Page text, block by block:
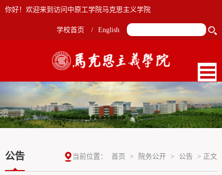
你好！欢迎来到访问中原工学院马克思主义学院
学校首页 / English
公告 当前位置： 首页 > 院务公开 > 公告 > 正文